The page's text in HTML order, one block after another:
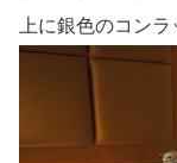
上に銀色のコン